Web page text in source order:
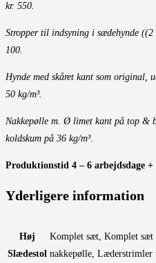
kr. 550.
Stropper til indsyning i sædehynde ((2
100.
Hynde med skåret kant som original,
50 kg/m³.
Nakkepølle m. Ø limet kant på top &
koldskum på 36 kg/m³.
Produktionstid 4 – 6 arbejdsdage
Yderligere information
Høj
Slædestol
Komplet sæt, Komplet
nakkepølle, Læderstrimler